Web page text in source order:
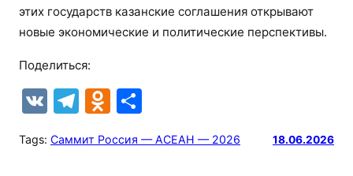
этих государств казанские соглашения открывают
новые экономические и политические перспективы.
Поделиться:
V
T
e
O
n п
Tags: Саммит Россия — АСЕАН — 2026 18.06.2026